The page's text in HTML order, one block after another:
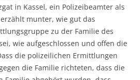
in Kassel, ein Polizeibeamter als
munter, wie gut das
zu der Familie des
wie aufgeschlossen und offen die
die polizeilichen Ermittlungen
die Familie richteten, dass die